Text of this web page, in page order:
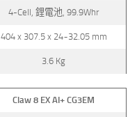
4-Cell, 鋰電池, 99.9Whr
404 x 307.5 x 24~32.05 mm
3.6 Kg
Claw 8 EX AI+ CG3EM